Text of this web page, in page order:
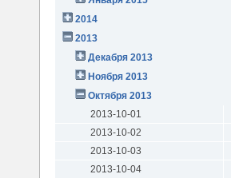
2014
2013
Декабря 2013
Ноября 2013
Октября 2013
2013-10-01
2013-10-02
2013-10-03
2013-10-04